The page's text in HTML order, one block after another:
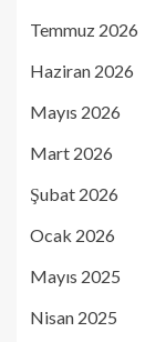
Temmuz 2026
Haziran 2026
Mayıs 2026
Mart 2026
Şubat 2026
Ocak 2026
Mayıs 2025
Nisan 2025